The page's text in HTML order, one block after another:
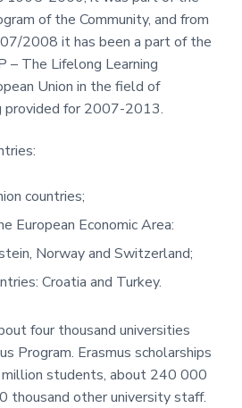
of the Community, and from
2008 it has been a part of the
– The Lifelong Learning
Union in the field of
provided for 2007-2013.
countries;
European Economic Area:
Norway and Switzerland;
Croatia and Turkey.
four thousand universities
Program. Erasmus scholarships
students, about 240 000
thousand other university staff.